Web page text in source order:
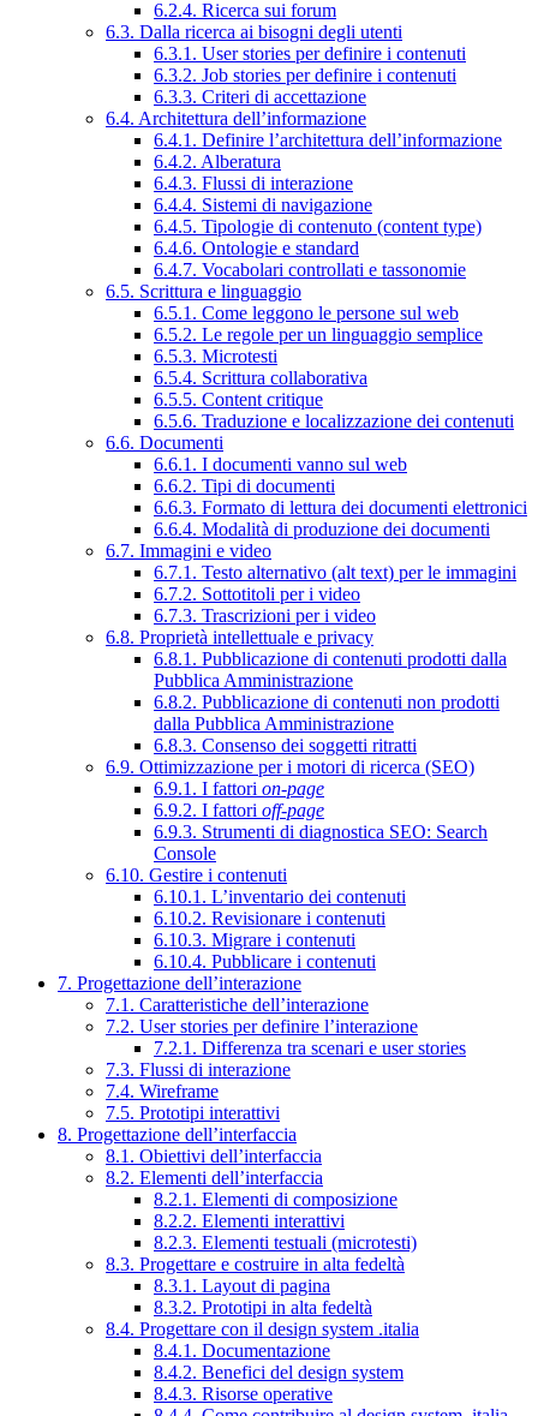
6.2.4. Ricerca sui forum
6.3. Dalla ricerca ai bisogni degli utenti
6.3.1. User stories per definire i contenuti
6.3.2. Job stories per definire i contenuti
6.3.3. Criteri di accettazione
6.4. Architettura dell’informazione
6.4.1. Definire l’architettura dell’informazione
6.4.2. Alberatura
6.4.3. Flussi di interazione
6.4.4. Sistemi di navigazione
6.4.5. Tipologie di contenuto (content type)
6.4.6. Ontologie e standard
6.4.7. Vocabolari controllati e tassonomie
6.5. Scrittura e linguaggio
6.5.1. Come leggono le persone sul web
6.5.2. Le regole per un linguaggio semplice
6.5.3. Microtesti
6.5.4. Scrittura collaborativa
6.5.5. Content critique
6.5.6. Traduzione e localizzazione dei contenuti
6.6. Documenti
6.6.1. I documenti vanno sul web
6.6.2. Tipi di documenti
6.6.3. Formato di lettura dei documenti elettronici
6.6.4. Modalità di produzione dei documenti
6.7. Immagini e video
6.7.1. Testo alternativo (alt text) per le immagini
6.7.2. Sottotitoli per i video
6.7.3. Trascrizioni per i video
6.8. Proprietà intellettuale e privacy
6.8.1. Pubblicazione di contenuti prodotti dalla
Pubblica Amministrazione
6.8.2. Pubblicazione di contenuti non prodotti
dalla Pubblica Amministrazione
6.8.3. Consenso dei soggetti ritratti
6.9. Ottimizzazione per i motori di ricerca (SEO)
6.9.1. I fattori on-page
6.9.2. I fattori off-page
6.9.3. Strumenti di diagnostica SEO: Search
Console
6.10. Gestire i contenuti
6.10.1. L’inventario dei contenuti
6.10.2. Revisionare i contenuti
6.10.3. Migrare i contenuti
6.10.4. Pubblicare i contenuti
7. Progettazione dell’interazione
7.1. Caratteristiche dell’interazione
7.2. User stories per definire l’interazione
7.2.1. Differenza tra scenari e user stories
7.3. Flussi di interazione
7.4. Wireframe
7.5. Prototipi interattivi
8. Progettazione dell’interfaccia
8.1. Obiettivi dell’interfaccia
8.2. Elementi dell’interfaccia
8.2.1. Elementi di composizione
8.2.2. Elementi interattivi
8.2.3. Elementi testuali (microtesti)
8.3. Progettare e costruire in alta fedeltà
8.3.1. Layout di pagina
8.3.2. Prototipi in alta fedeltà
8.4. Progettare con il design system .italia
8.4.1. Documentazione
8.4.2. Benefici del design system
8.4.3. Risorse operative